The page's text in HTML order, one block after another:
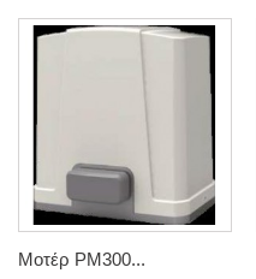
Μοτέρ PΜ300...